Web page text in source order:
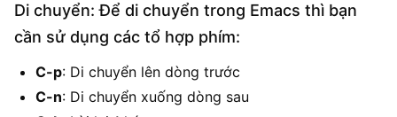
Di chuyển: Để di chuyển trong Emacs thì bạn
cần sử dụng các tổ hợp phím:
C-p: Di chuyển lên dòng trước
C-n: Di chuyển xuống dòng sau